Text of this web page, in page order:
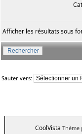
Afficher les résultats sous
Sauter vers:
CoolVista Thème